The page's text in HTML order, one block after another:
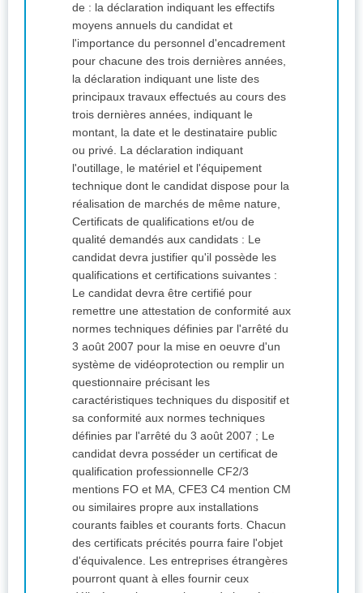
de : la déclaration indiquant les effectifs
moyens annuels du candidat et
l'importance du personnel d'encadrement
pour chacune des trois dernières années,
la déclaration indiquant une liste des
principaux travaux effectués au cours des
trois dernières années, indiquant le
montant, la date et le destinataire public
ou privé. La déclaration indiquant
l'outillage, le matériel et l'équipement
technique dont le candidat dispose pour la
réalisation de marchés de même nature,
Certificats de qualifications et/ou de
qualité demandés aux candidats : Le
candidat devra justifier qu'il possède les
qualifications et certifications suivantes :
Le candidat devra être certifié pour
remettre une attestation de conformité aux
normes techniques définies par l'arrêté du
3 août 2007 pour la mise en oeuvre d'un
système de vidéoprotection ou remplir un
questionnaire précisant les
caractéristiques techniques du dispositif et
sa conformité aux normes techniques
définies par l'arrêté du 3 août 2007 ; Le
candidat devra posséder un certificat de
qualification professionnelle CF2/3
mentions FO et MA, CFE3 C4 mention CM
ou similaires propre aux installations
courants faibles et courants forts. Chacun
des certificats précités pourra faire l'objet
d'équivalence. Les entreprises étrangères
pourront quant à elles fournir ceux